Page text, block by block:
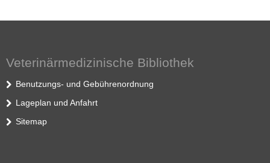
Veterinärmedizinische Bibliothek
Benutzungs- und Gebührenordnung
Lageplan und Anfahrt
Sitemap